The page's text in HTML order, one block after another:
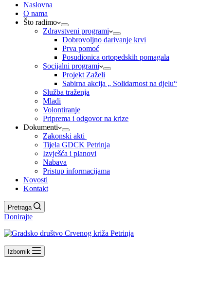
Naslovna
O nama
Što radimo
Zdravstveni programi
Dobrovoljno darivanje krvi
Prva pomoć
Posudionica ortopedskih pomagala
Socijalni programi
Projekt Zaželi
Sabirna akcija „ Solidarnost na djelu“
Služba traženja
Mladi
Volontiranje
Priprema i odgovor na krize
Dokumenti
Zakonski akti
Tijela GDCK Petrinja
Izvješća i planovi
Nabava
Pristup informacijama
Novosti
Kontakt
Pretraga
Donirajte
Izbornik